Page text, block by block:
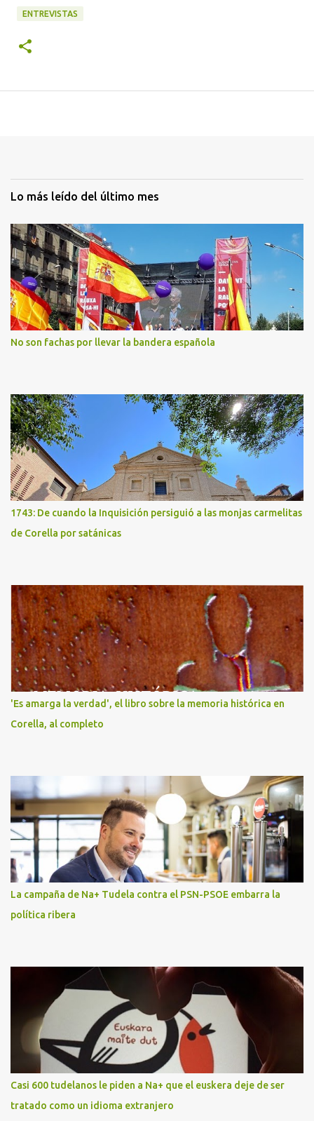
ENTREVISTAS
Lo más leído del último mes
No son fachas por llevar la bandera española
1743: De cuando la Inquisición persiguió a las monjas carmelitas
de Corella por satánicas
'Es amarga la verdad', el libro sobre la memoria histórica en
Corella, al completo
La campaña de Na+ Tudela contra el PSN-PSOE embarra la
política ribera
Casi 600 tudelanos le piden a Na+ que el euskera deje de ser
tratado como un idioma extranjero